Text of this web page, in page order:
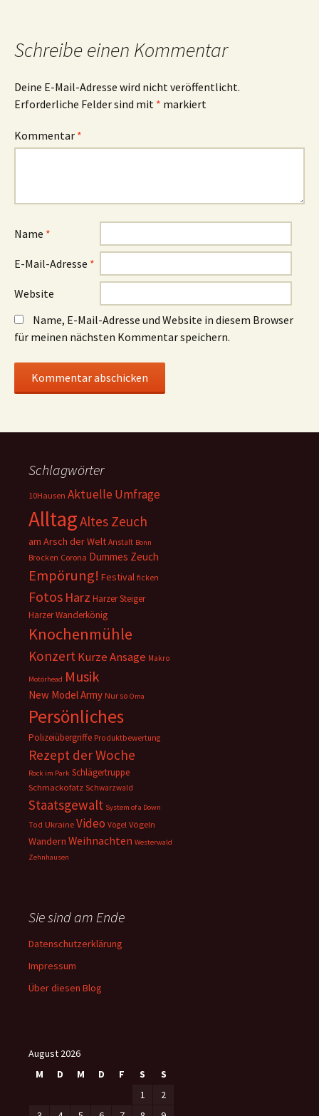
Schreibe einen Kommentar
Deine E-Mail-Adresse wird nicht veröffentlicht.
Erforderliche Felder sind mit * markiert
Kommentar *
Name *
E-Mail-Adresse *
Website
Name, E-Mail-Adresse und Website in diesem Browser
für meinen nächsten Kommentar speichern.
Schlagwörter
10Hausen Aktuelle Umfrage
AlltagAltes Zeuch
am Arsch der Welt Anstalt Bonn
Brocken Corona Dummes Zeuch
Empörung! Festival ficken
Fotos Harz Harzer Steiger
Harzer Wanderkönig
Knochenmühle
KonzertKurze Ansage Makro
Motörhead Musik
New Model Army Nur so Oma
Persönliches
Polizeiübergriffe Produktbewertung
Rezept der Woche
Rock im Park Schlägertruppe
Schmackofatz Schwarzwald
Staatsgewalt System of a Down
Tod Ukraine Video Vögel Vögeln
Wandern Weihnachten Westerwald
Zehnhausen
Sie sind am Ende
Datenschutzerklärung
Impressum
Über diesen Blog
August 2026
M
D M D F S
S
1
2